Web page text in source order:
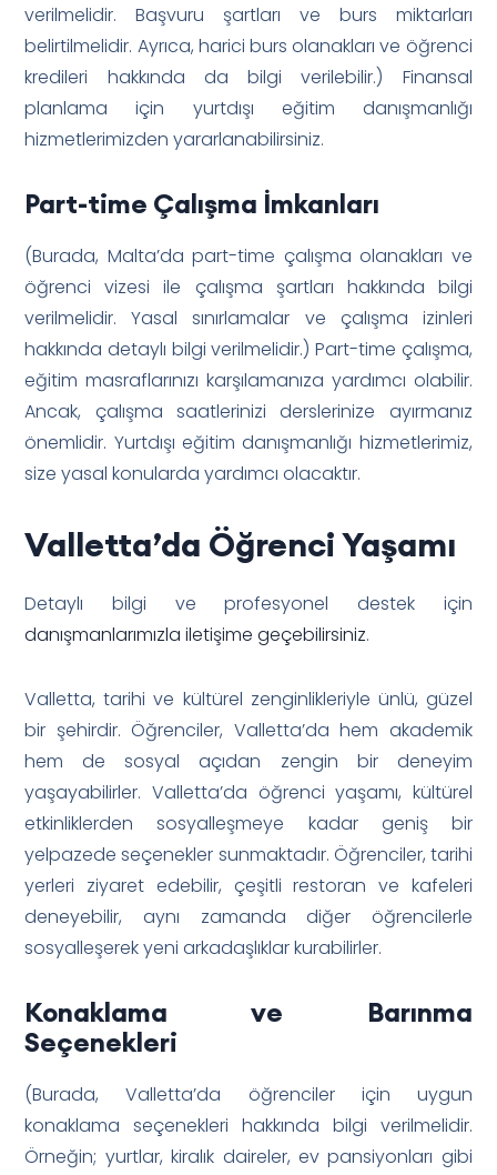
verilmelidir. Başvuru şartları ve burs miktarları
belirtilmelidir. Ayrıca, harici burs olanakları ve öğrenci
kredileri hakkında da bilgi verilebilir.) Finansal
planlama için yurtdışı eğitim danışmanlığı
hizmetlerimizden yararlanabilirsiniz.
Part-time Çalışma İmkanları
(Burada, Malta’da part-time çalışma olanakları ve
öğrenci vizesi ile çalışma şartları hakkında bilgi
verilmelidir. Yasal sınırlamalar ve çalışma izinleri
hakkında detaylı bilgi verilmelidir.) Part-time çalışma,
eğitim masraflarınızı karşılamanıza yardımcı olabilir.
Ancak, çalışma saatlerinizi derslerinize ayırmanız
önemlidir. Yurtdışı eğitim danışmanlığı hizmetlerimiz,
size yasal konularda yardımcı olacaktır.
Valletta’da Öğrenci Yaşamı
Detaylı bilgi ve profesyonel destek için
danışmanlarımızla iletişime geçebilirsiniz.
Valletta, tarihi ve kültürel zenginlikleriyle ünlü, güzel
bir şehirdir. Öğrenciler, Valletta’da hem akademik
hem de sosyal açıdan zengin bir deneyim
yaşayabilirler. Valletta’da öğrenci yaşamı, kültürel
etkinliklerden sosyalleşmeye kadar geniş bir
yelpazede seçenekler sunmaktadır. Öğrenciler, tarihi
yerleri ziyaret edebilir, çeşitli restoran ve kafeleri
deneyebilir, aynı zamanda diğer öğrencilerle
sosyalleşerek yeni arkadaşlıklar kurabilirler.
Konaklama ve Barınma
Seçenekleri
(Burada, Valletta’da öğrenciler için uygun
konaklama seçenekleri hakkında bilgi verilmelidir.
Örneğin; yurtlar, kiralık daireler, ev pansiyonları gibi